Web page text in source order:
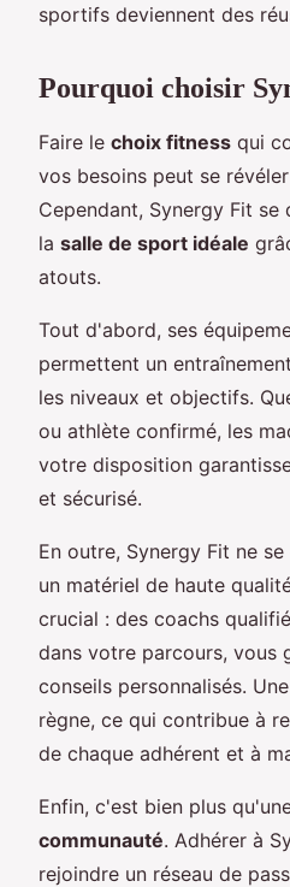
sportifs deviennent des
Pourquoi choisir
Faire le choix fitness qui
vos besoins peut se
Cependant, Synergy Fit
la salle de sport idéale
atouts.
Tout d'abord, ses
permettent un
les niveaux et objectifs.
ou athlète confirmé, les
votre disposition
et sécurisé.
En outre, Synergy Fit ne
un matériel de haute
crucial : des coachs
dans votre parcours, vous
conseils personnalisés.
règne, ce qui contribue à
de chaque adhérent et à
Enfin, c'est bien plus
communauté. Adhérer à
rejoindre un réseau de